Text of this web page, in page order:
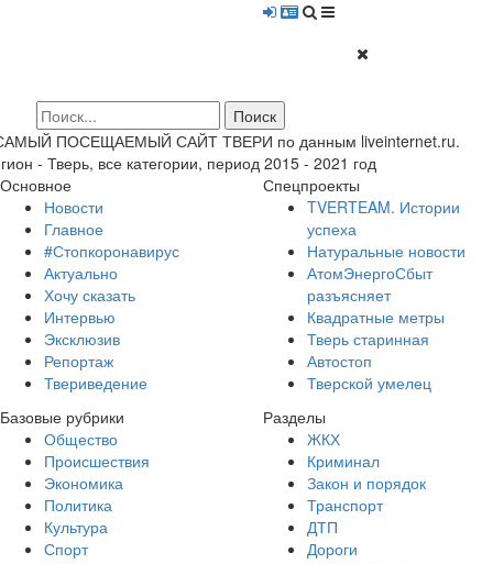
ПОСЕЩАЕМЫЙ САЙТ ТВЕРИ по данным liveinternet.ru.
- Тверь, все категории, период 2015 - 2021 год
Основное
Новости
Главное
#Стопкоронавирус
Актуально
Хочу сказать
Интервью
Эксклюзив
Репортаж
Твериведение
Спецпроекты
TVERTEAM. Истории
успеха
Натуральные новости
АтомЭнергоСбыт
разъясняет
Квадратные метры
Тверь старинная
Автостоп
Тверской умелец
Базовые рубрики
Общество
Происшествия
Экономика
Политика
Культура
Спорт
Разделы
ЖКХ
Криминал
Закон и порядок
Транспорт
ДТП
Дороги